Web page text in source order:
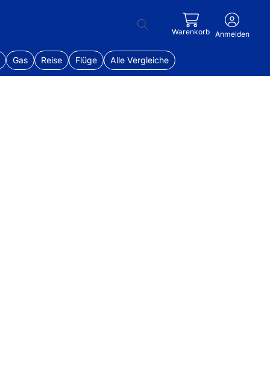
Warenkorb Anmelden
Gas Reise Flüge Alle Vergleiche